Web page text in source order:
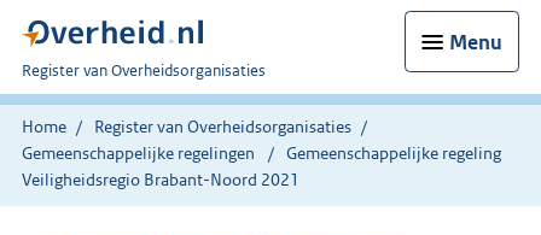
Menu
U
bent
nu
hier:
Register van Overheidsorganisaties
Home
Register van Overheidsorganisaties
Gemeenschappelijke regelingen
Gemeenschappelijke regeling
Veiligheidsregio Brabant-Noord 2021